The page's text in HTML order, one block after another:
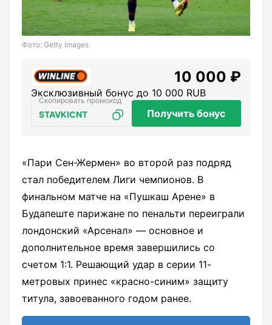
Фото: Getty Images
10 000 ₽
Эксклюзивный бонус до 10 000 RUB
STAVKICNT Получить бонус
«Пари Сен-Жермен» во второй раз подряд
стал победителем Лиги чемпионов. В
финальном матче на «Пушкаш Арене» в
Будапеште парижане по пенальти переиграли
лондонский «Арсенал» — основное и
дополнительное время завершились со
счетом 1:1. Решающий удар в серии 11-
метровых принес «красно-синим» защиту
титула, завоеванного годом ранее.